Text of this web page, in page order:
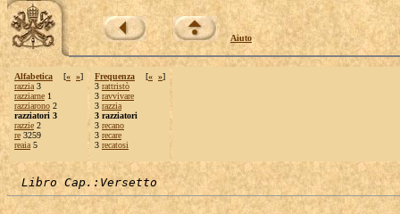
Aiuto
Alfabetica [« »]
razzia 3
razziarne 1
razziarono 2
razziatori 3
razzie 2
re 3259
reaia 5
Frequenza [« »]
3 rattristò
3 ravvivare
3 razzia
3 razziatori
3 recano
3 recare
3 recatosi
Libro Cap.:Versetto